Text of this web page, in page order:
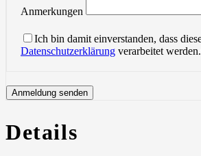
Anmerkungen
Ich bin damit einverstanden, dass
Datenschutzerklärung verarbeitet
Details